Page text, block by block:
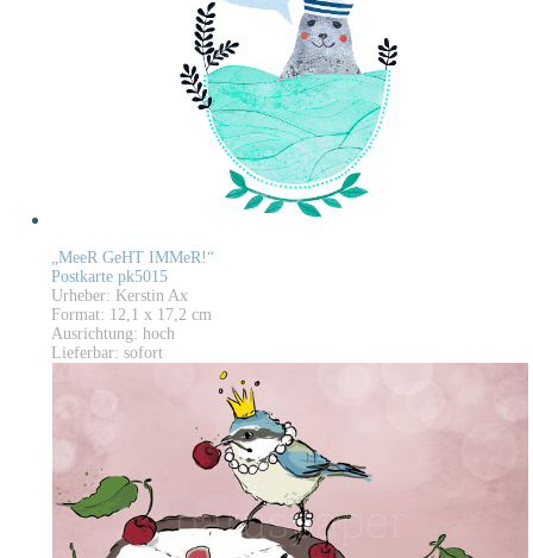
„MeeR GeHT IMMeR!“
Postkarte pk5015
Urheber: Kerstin Ax
Format: 12,1 x 17,2 cm
Ausrichtung: hoch
Lieferbar: sofort